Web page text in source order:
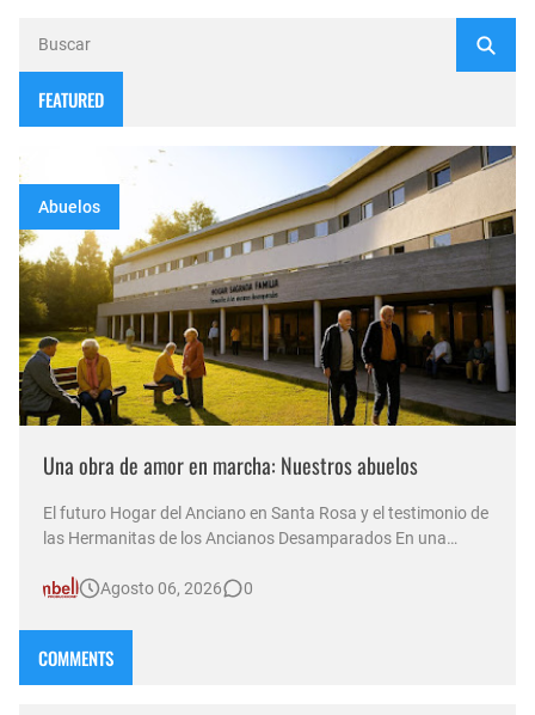
FEATURED
Abuelos
Una obra de amor en marcha: Nuestros abuelos
El futuro Hogar del Anciano en Santa Rosa y el testimonio de
las Hermanitas de los Ancianos Desamparados En una
Compasión —conducido por Norma Abadie y transmitido aAgosto 06, 2026 0
COMMENTS